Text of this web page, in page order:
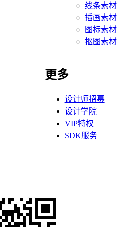
线条素材
插画素材
图标素材
抠图素材
更多
设计师招募
设计学院
VIP特权
SDK服务